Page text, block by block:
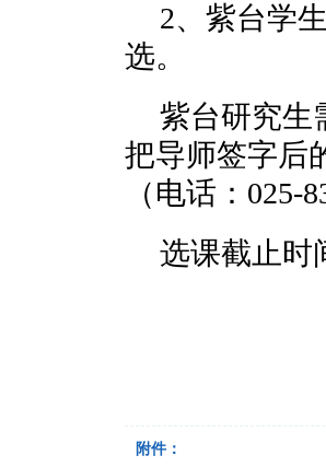
2、紫台学
选。
紫台研究生
把导师签字后
（电话：025-
选课截止时
附件：